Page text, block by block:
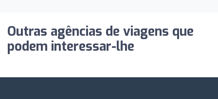
Outras agências de viagens que
podem interessar-lhe